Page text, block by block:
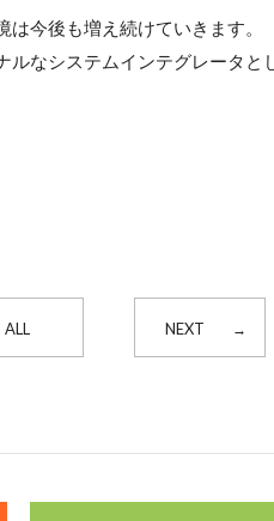
今後も増え続けていきます。
なシステムインテグレータと
ALL NEXT